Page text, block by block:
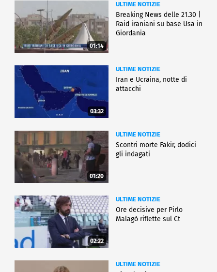
01:14
ULTIME NOTIZIE
Breaking News delle 21.30 |
Raid iraniani su base Usa in
Giordania
03:32
ULTIME NOTIZIE
Iran e Ucraina, notte di
attacchi
01:20
ULTIME NOTIZIE
Scontri morte Fakir, dodici
gli indagati
02:22
ULTIME NOTIZIE
Ore decisive per Pirlo
Malagò riflette sul Ct
ULTIME NOTIZIE